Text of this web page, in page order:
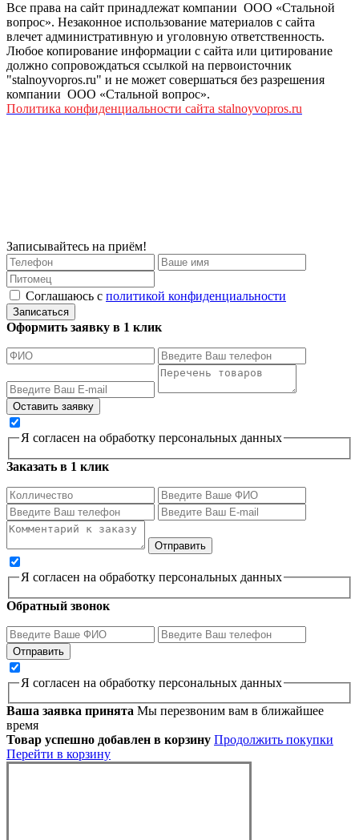
Все права на сайт принадлежат компании ООО «Стальной
вопрос». Незаконное использование материалов с сайта
влечет административную и уголовную ответственность.
Любое копирование информации с сайта или цитирование
должно сопровождаться ссылкой на первоисточник
"stalnoyvopros.ru" и не может совершаться без разрешения
компании ООО «Стальной вопрос».
Политика конфиденциальности сайта stalnoyvopros.ru
Записывайтесь на приём!
Соглашаюсь с политикой конфиденциальности
Записаться
Оформить заявку в 1 клик
Я согласен на обработку персональных данных
Заказать в 1 клик
Я согласен на обработку персональных данных
Обратный звонок
Я согласен на обработку персональных данных
Ваша заявка принята Мы перезвоним вам в ближайшее
время
Товар успешно добавлен в корзину Продолжить покупки
Перейти в корзину